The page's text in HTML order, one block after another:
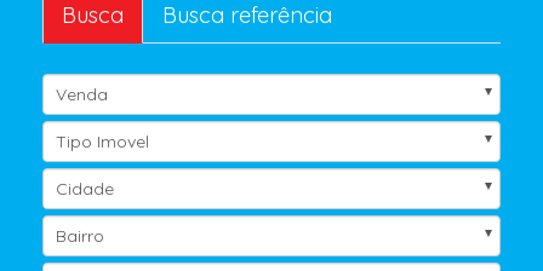
Busca
Busca referência
Venda
Tipo Imovel
Cidade
Bairro